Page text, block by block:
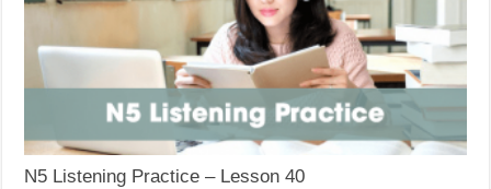
N5 Listening Practice – Lesson 40